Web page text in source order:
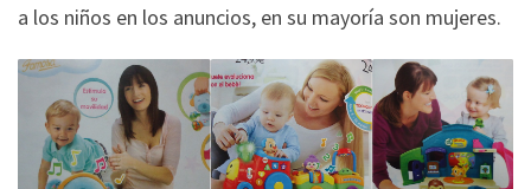
a los niños en los anuncios, en su mayoría son mujeres.